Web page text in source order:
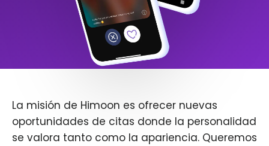
La misión de Himoon es ofrecer nuevas
oportunidades de citas donde la personalidad
se valora tanto como la apariencia. Queremos